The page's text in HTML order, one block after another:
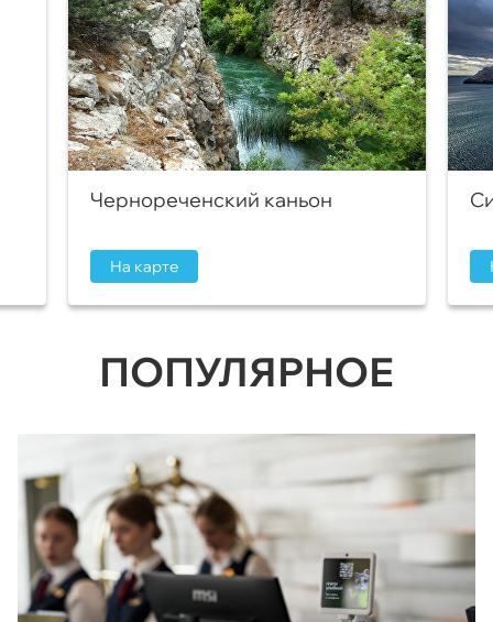
Чернореченский каньон
На карте
ПОПУЛЯРНОЕ